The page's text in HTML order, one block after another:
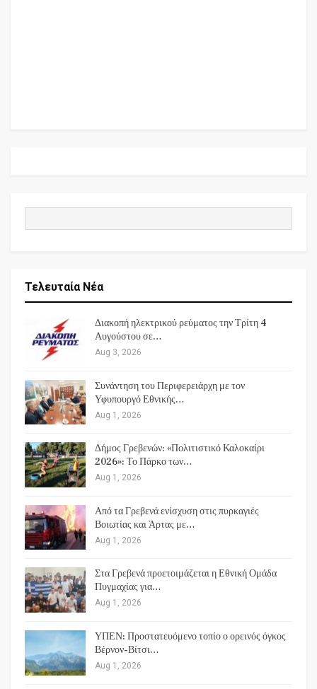
Τελευταία Νέα
Διακοπή ηλεκτρικού ρεύματος την Τρίτη 4
Αυγούστου σε…
Aug 3, 2026
Συνάντηση του Περιφερειάρχη με τον
Υφυπουργό Εθνικής…
Aug 1, 2026
Δήμος Γρεβενών: «Πολιτιστικό Καλοκαίρι
2026»: Το Πάρκο των…
Aug 1, 2026
Από τα Γρεβενά ενίσχυση στις πυρκαγιές
Βοιωτίας και Άρτας με…
Aug 1, 2026
Στα Γρεβενά προετοιμάζεται η Εθνική Ομάδα
Πυγμαχίας για…
Aug 1, 2026
ΥΠΕΝ: Προστατευόμενο τοπίο ο ορεινός όγκος
Βέρνον-Βίτσι…
Aug 1, 2026